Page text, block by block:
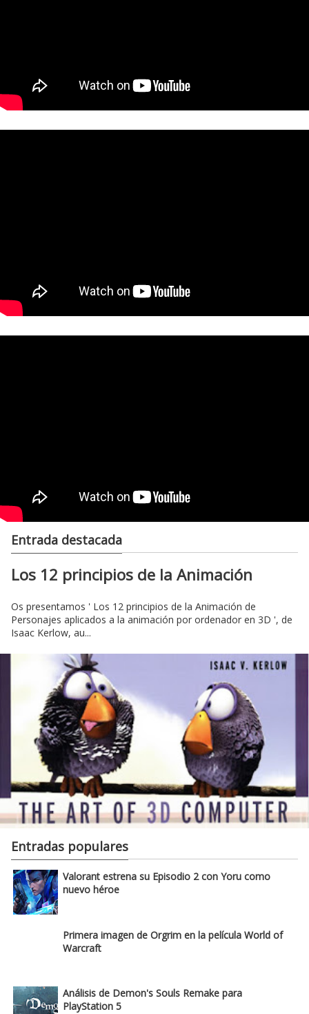
Entrada destacada
Los 12 principios de la Animación
Os presentamos ' Los 12 principios de la Animación de
Personajes aplicados a la animación por ordenador en 3D ', de
Isaac Kerlow, au...
Entradas populares
Valorant estrena su Episodio 2 con Yoru como
nuevo héroe
Primera imagen de Orgrim en la película World of
Warcraft
Análisis de Demon's Souls Remake para
PlayStation 5